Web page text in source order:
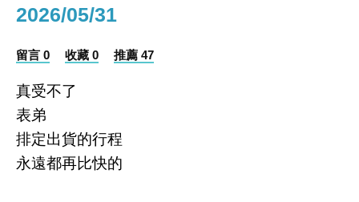
2026/05/31
留言 0 收藏 0 推薦 47
真受不了
表弟
排定出貨的行程
永遠都再比快的